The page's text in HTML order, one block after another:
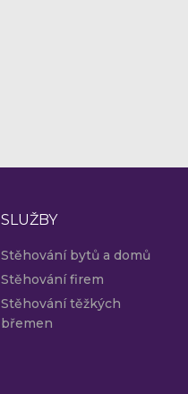
SLUŽBY
Stěhování bytů a domů
Stěhování firem
Stěhování těžkých
břemen